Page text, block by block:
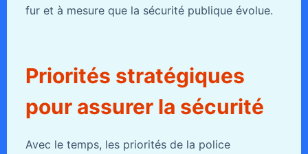
fur et à mesure que la sécurité publique évolue.
Priorités stratégiques
pour assurer la sécurité
Avec le temps, les priorités de la police